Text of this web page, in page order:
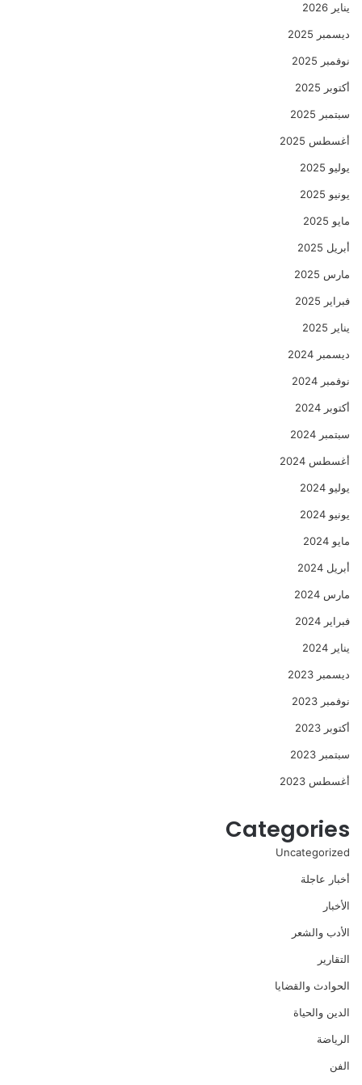
يناير 2026
ديسمبر 2025
نوفمبر 2025
أكتوبر 2025
سبتمبر 2025
أغسطس 2025
يوليو 2025
يونيو 2025
مايو 2025
أبريل 2025
مارس 2025
فبراير 2025
يناير 2025
ديسمبر 2024
نوفمبر 2024
أكتوبر 2024
سبتمبر 2024
أغسطس 2024
يوليو 2024
يونيو 2024
مايو 2024
أبريل 2024
مارس 2024
فبراير 2024
يناير 2024
ديسمبر 2023
نوفمبر 2023
أكتوبر 2023
سبتمبر 2023
أغسطس 2023
Categories
Uncategorized
أخبار عاجلة
الأخبار
الأدب والشعر
التقارير
الحوادث والقضايا
الدين والحياة
الرياضة
الفن